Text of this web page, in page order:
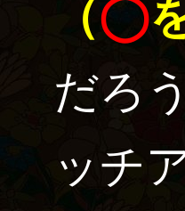
（◯
だろ
ッチ